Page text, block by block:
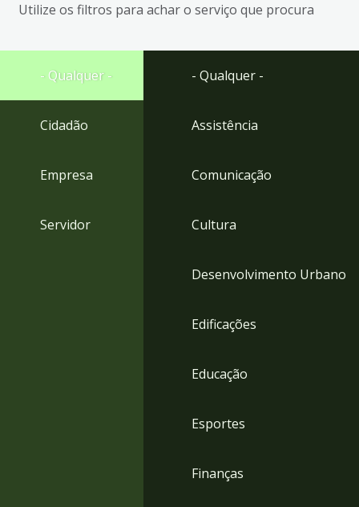
busca
Ir
rodapé
Utilize os filtros para achar o serviço que procura
- Qualquer -
Cidadão
Empresa
Servidor
- Qualquer -
Assistência
Comunicação
Cultura
Desenvolvimento Urbano
Edificações
Educação
Esportes
Finanças